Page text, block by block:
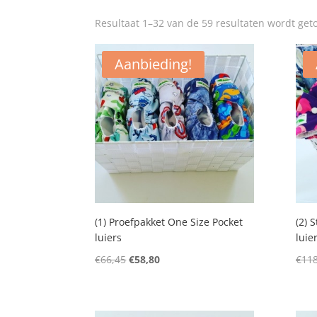
Resultaat 1–32 van de 59 resultaten wordt
Aanbieding!
(1) Proefpakket One Size Pocket
luiers
€66,45Oorspronkelijke
€66,45.
€58,80Huidige
€58,80.
(2)
€